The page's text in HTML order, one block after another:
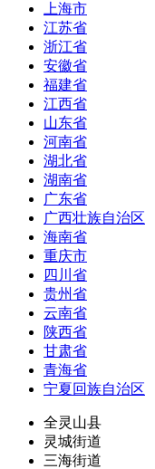
上海市
江苏省
浙江省
安徽省
福建省
江西省
山东省
河南省
湖北省
湖南省
广东省
广西壮族自治区
海南省
重庆市
四川省
贵州省
云南省
陕西省
甘肃省
青海省
宁夏回族自治区
全灵山县
灵城街道
三海街道